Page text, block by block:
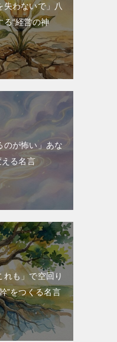
失わないで」八
る“経営の神
のが怖い」あな
える名言
も」で空回り
”をつくる名言